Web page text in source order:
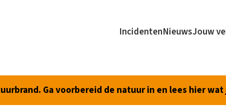
IncidentenNieuwsJouw
Ga voorbereid de natuur in en lees hier